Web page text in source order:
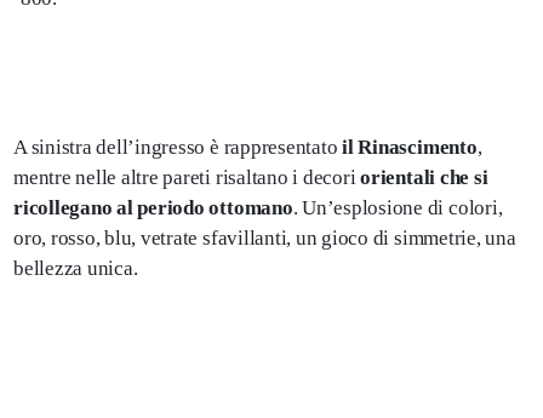
A sinistra dell’ingresso è rappresentatoil Rinascimento,
mentre nelle altre pareti risaltano i decoriorientali che si
ricollegano al periodo ottomano. Un’esplosione di colori,
oro, rosso, blu, vetrate sfavillanti, un gioco di simmetrie, una
bellezza unica.